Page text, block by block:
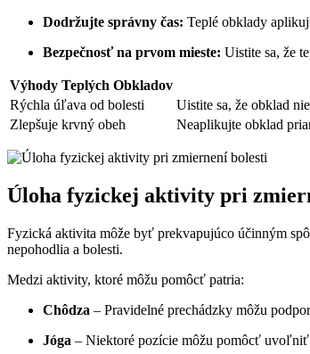
Dodržujte správny čas: Teplé obklady
Bezpečnosť na prvom mieste: Uistite sa, že
Výhody Teplých Obkladov
Rýchla úľava od bolesti
Uistite sa, že obklad
Zlepšuje krvný obeh
Neaplikujte obklad
Úloha fyzickej aktivity pri
Fyzická aktivita môže byť prekvapujúco účinným
nepohodlia a bolesti.
Medzi aktivity, ktoré môžu pomôcť patria:
Chôdza – Pravidelné prechádzky môžu
Jóga – Niektoré pozície môžu pomôcť